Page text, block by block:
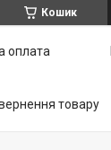
Кошик
оплата
товару